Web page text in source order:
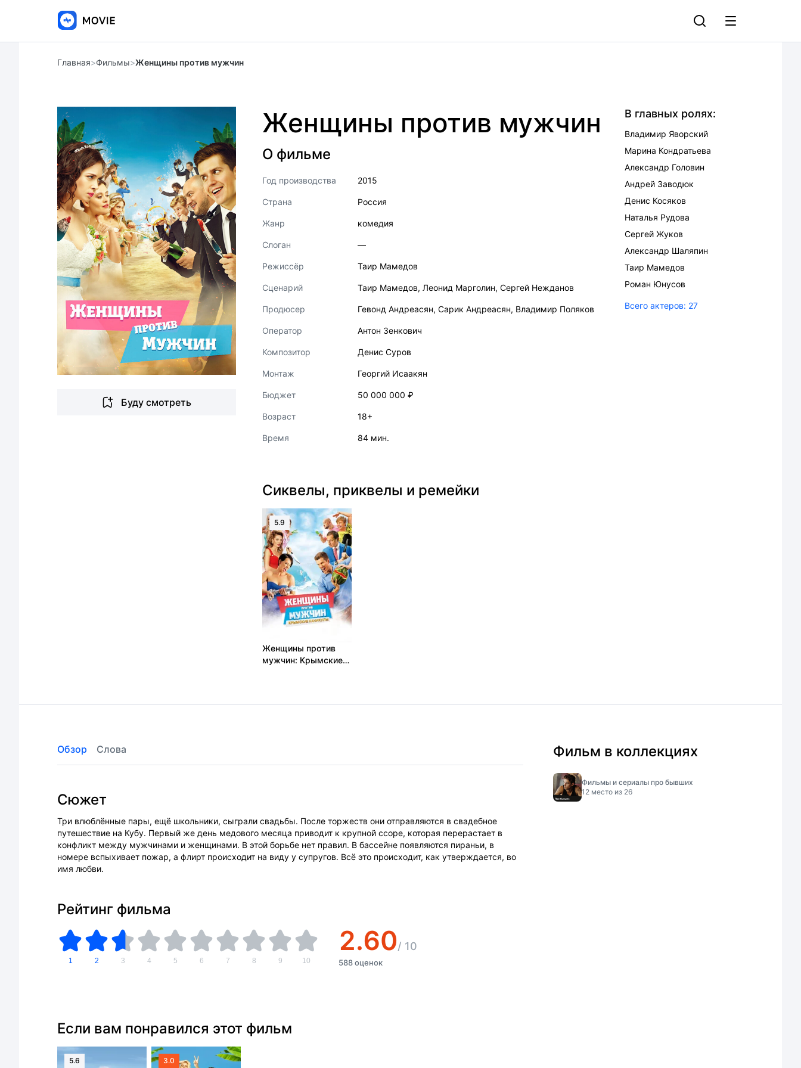
Главная>Фильмы>Женщины против мужчин
Буду смотреть
Женщины против мужчин
О фильме
Год производства 2015
Страна Россия
Жанр комедия
Слоган —
Режиссёр Таир Мамедов
Сценарий Таир Мамедов, Леонид Марголин, Сергей Нежданов
Продюсер Гевонд Андреасян, Сарик Андреасян, Владимир Поляков
Оператор Антон Зенкович
Композитор Денис Суров
Монтаж Георгий Исаакян
Бюджет 50 000 000 ₽
Возраст 18+
Время 84 мин.
В главных ролях:
Владимир Яворский
Марина Кондратьева
Александр Головин
Андрей Заводюк
Денис Косяков
Наталья Рудова
Сергей Жуков
Александр Шаляпин
Таир Мамедов
Роман Юнусов
Всего актеров: 27
Сиквелы, приквелы и ремейки
5.9
Женщины против
мужчин: Крымские
Обзор Слова
Сюжет
Три влюблённые пары, ещё школьники, сыграли свадьбы. После торжеств они отправляются в свадебное
путешествие на Кубу. Первый же день медового месяца приводит к крупной ссоре, которая перерастает в
конфликт между мужчинами и женщинами. В этой борьбе нет правил. В бассейне появляются пираньи, в
номере вспыхивает пожар, а флирт происходит на виду у супругов. Всё это происходит, как утверждается, во
имя любви.
Рейтинг фильма
1 2 3 4 5 6 7 8 9 10
2.60/ 10
588 оценок
Если вам понравился этот фильм
5.6 3.0
Фильм в коллекциях
Фильмы и сериалы про бывших
12 место из 26